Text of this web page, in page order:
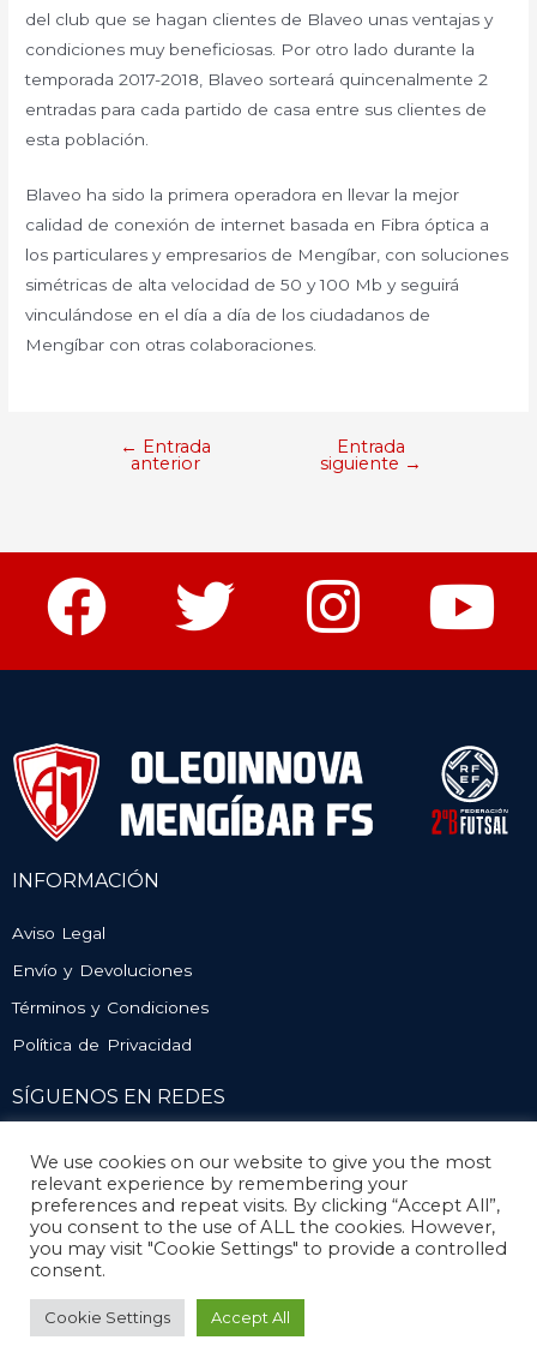
del club que se hagan clientes de Blaveo unas ventajas y
condiciones muy beneficiosas. Por otro lado durante la
temporada 2017-2018, Blaveo sorteará quincenalmente 2
entradas para cada partido de casa entre sus clientes de
esta población.
Blaveo ha sido la primera operadora en llevar la mejor
calidad de conexión de internet basada en Fibra óptica a
los particulares y empresarios de Mengíbar, con soluciones
simétricas de alta velocidad de 50 y 100 Mb y seguirá
vinculándose en el día a día de los ciudadanos de
Mengíbar con otras colaboraciones.
← Entrada
anterior
Entrada
siguiente →
INFORMACIÓN
Aviso Legal
Envío y Devoluciones
Términos y Condiciones
Política de Privacidad
SÍGUENOS EN REDES
We use cookies on our website to give you the most
relevant experience by remembering your
preferences and repeat visits. By clicking “Accept All”,
you consent to the use of ALL the cookies. However,
you may visit "Cookie Settings" to provide a controlled
consent.
Cookie Settings Accept All